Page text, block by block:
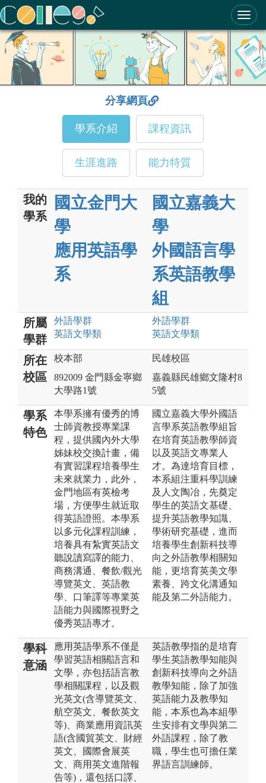
ColleGo! 大學選才與高中育才輔助系統
分享網頁
學系介紹 課程資訊
生涯進路 能力特質
我的
學系
國立金門大
學
應用英語學
系
國立嘉義大
學
外國語言學
系英語教學
組
所屬
學群
外語學群
英語文學類
外語學群
英語文學類
所在
校區
校本部
892009 金門縣金寧鄉
大學路1號
民雄校區
嘉義縣民雄鄉文隆村8
5號
學系
特色
本學系擁有優秀的博
士師資教授專業課
程，提供國內外大學
姊妹校交換計畫，備
有實習課程培養學生
未來就業力，此外，
金門地區有英檢考
場，方便學生就近取
得英語證照。本學系
以多元化課程訓練，
培養具有紮實英語文
聽說讀寫譯的能力、
商務溝通、餐飲/觀光
導覽英文、英語教
學、口筆譯等專業英
語能力與國際視野之
優秀英語專才。
國立嘉義大學外國語
言學系英語教學組旨
在培育英語教學師資
以及英語文專業人
才。為達培育目標，
本系組注重科學訓練
及人文陶冶，先奠定
學生的英語文基礎、
提升英語教學知識、
學術研究基礎，進而
培養學生創新科技導
向之外語教學相關知
能，更培育英美文學
素養、跨文化溝通知
能及第二外語能力。
學科
意涵
應用英語學系不僅是
學習英語相關語言和
文學，亦包括語言教
學相關課程，以及觀
光英文(含導覽英文、
航空英文、餐飲英文
等)、商業應用資訊英
語(含國貿英文、財經
英文、國際會展英
文、商用英文進階報
告等)，還包括口譯、
英語教學指的是培育
學生英語教學知能與
創新科技導向之外語
教學知能，除了加強
英語能力及教學知
能，本系也為本組學
生安排有文學與第二
外語課程，除了教
職，學生也可擔任業
界語言訓練師。